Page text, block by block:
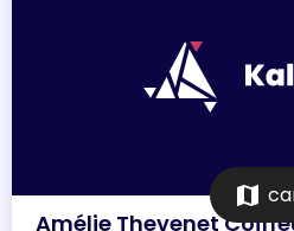
Amélie Thevenet
map